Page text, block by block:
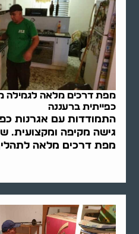
מפת דרכים מלאה לגמילה
כפייתית ברעננה
התמודדות עם אגרנות
גישה מקיפה ומקצועית.
מפת דרכים מלאה